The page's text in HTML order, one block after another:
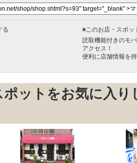
る ■このお店・スポッ
読取機能付きのモ
アクセス！
便利に店舗情報を
ポットをお気に入